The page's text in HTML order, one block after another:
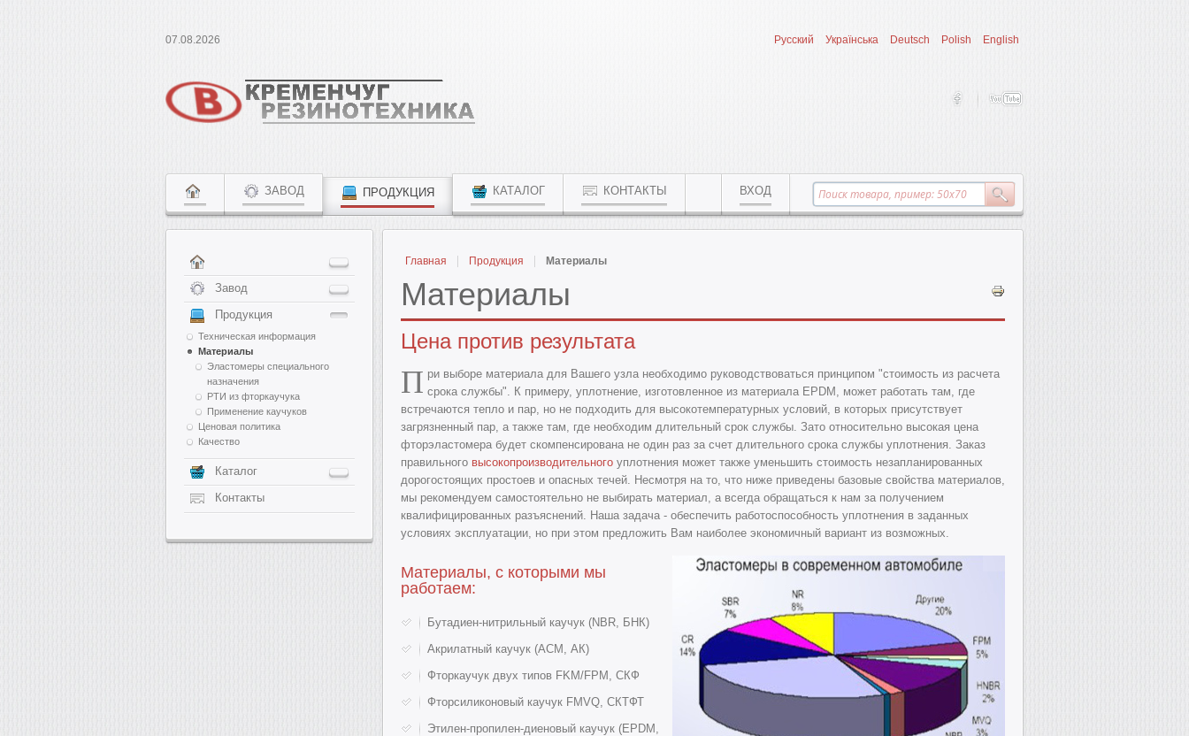
07.08.2026 Русский Українська Deutsch Polish English
ЗАВОД ПРОДУКЦИЯ КАТАЛОГ КОНТАКТЫ ВХОД
Главная Продукция Материалы
Материалы
Цена против результата
П ри выборе материала для Вашего узла необходимо руководствоваться принципом "стоимость из расчета
срока службы". К примеру, уплотнение, изготовленное из материала EPDM, может работать там, где
встречаются тепло и пар, но не подходить для высокотемпературных условий, в которых присутствует
загрязненный пар, а также там, где необходим длительный срок службы. Зато относительно высокая цена
фторэластомера будет скомпенсирована не один раз за счет длительного срока службы уплотнения. Заказ
правильного высокопроизводительного уплотнения может также уменьшить стоимость незапланированных
дорогостоящих простоев и опасных течей. Несмотря на то, что ниже приведены базовые свойства материалов,
мы рекомендуем самостоятельно не выбирать материал, а всегда обращаться к нам за получением
квалифицированных разъяснений. Наша задача - обеспечить работоспособность уплотнения в заданных
условиях эксплуатации, но при этом предложить Вам наиболее экономичный вариант из возможных.
Материалы, с которыми мы
работаем:
Бутадиен-нитрильный каучук (NBR, БНК)
Акрилатный каучук (ACM, АК)
Фторкаучук двух типов FKM/FPM, СКФ
Фторсиликоновый каучук FMVQ, СКТФТ
Этилен-пропилен-диеновый каучук (EPDM,
Завод
Продукция
Техническая информация
Материалы
Эластомеры специального
назначения
РТИ из фторкаучука
Применение каучуков
Ценовая политика
Качество
Каталог
Контакты